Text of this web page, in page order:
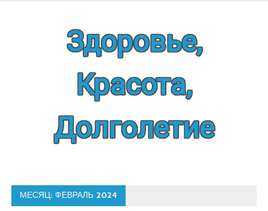
Здоровье,
Красота,
Долголетие
МЕСЯЦ:ФЕВРАЛЬ 2024